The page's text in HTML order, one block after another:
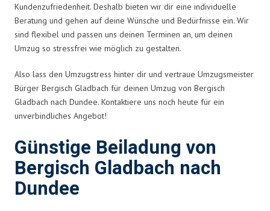
Kundenzufriedenheit. Deshalb bieten wir dir eine individuelle
Beratung und gehen auf deine Wünsche und Bedürfnisse ein. Wir
sind flexibel und passen uns deinen Terminen an, um deinen
Umzug so stressfrei wie möglich zu gestalten.
Also lass den Umzugstress hinter dir und vertraue Umzugsmeister
Bürger Bergisch Gladbach für deinen Umzug von Bergisch
Gladbach nach Dundee. Kontaktiere uns noch heute für ein
unverbindliches Angebot!
Günstige Beiladung von
Bergisch Gladbach nach
Dundee